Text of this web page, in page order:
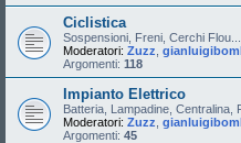
Ciclistica
Sospensioni, Freni, Cerchi Flou...
Moderatori: Zuzz
Argomenti: 118
Impianto Elettrico
Batteria, Lampadine, Centralina,
Moderatori: Zuzz
Argomenti: 45